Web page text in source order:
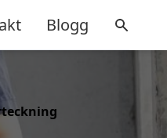
Blogg